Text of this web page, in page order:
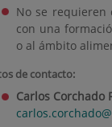
No se requieren
con una
o al ámbito
de contacto:
Carlos Corchado